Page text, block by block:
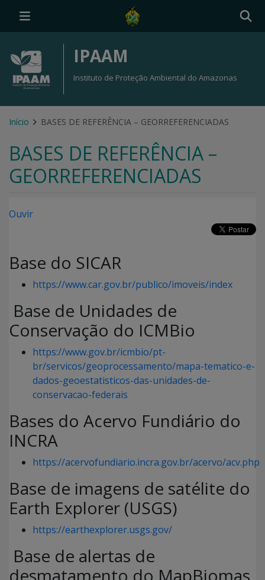
IPAAM
Instituto de Proteção Ambiental do Amazonas
Início BASES DE REFERÊNCIA – GEORREFERENCIADAS
BASES DE REFERÊNCIA –
GEORREFERENCIADAS
Ouvir
Base do SICAR
https://www.car.gov.br/publico/imoveis/index
Base de Unidades de
Conservação do ICMBio
https://www.gov.br/icmbio/pt-
br/servicos/geoprocessamento/mapa-tematico-e-
dados-geoestatisticos-das-unidades-de-
conservacao-federais
Bases do Acervo Fundiário do
INCRA
https://acervofundiario.incra.gov.br/acervo/acv.php
Base de imagens de satélite do
Earth Explorer (USGS)
https://earthexplorer.usgs.gov/
Base de alertas de
desmatamento do MapBiomas